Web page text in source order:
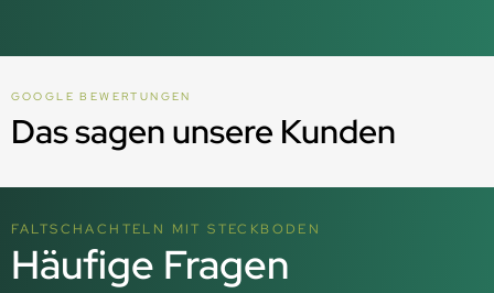
GOOGLE BEWERTUNGEN
Das sagen unsere Kunden
FALTSCHACHTELN MIT STECKBODEN
Häufige Fragen